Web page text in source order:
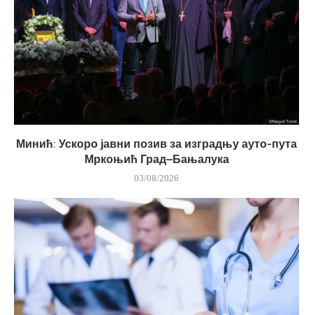
Минић: Ускоро јавни позив за изградњу ауто-пута
Мркоњић Град–Бањалука
03/08/2026